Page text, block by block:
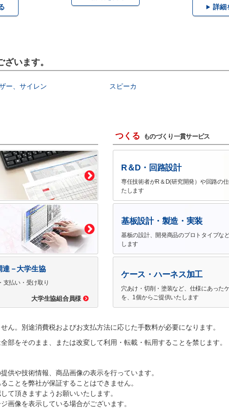
詳細
います。
ー、サイレン スピーカ
達－大学生協
支払い・受け取り
大学生協組合員様
つくる ものづくり一貫サービス
R＆D・回路設計
専任技術者がR＆D(研究開発）や回路の
たします
基板設計・製造・実装
基板の設計、開発商品のプロトタイプな
します
ケース・ハーネス加工
穴あけ・切削・塗装など、仕様にあった
を、1個からご提供いたします
。別途消費税およびお支払方法に応じた手数料が必要になります。
をそのまま、または改変して利用・転載・転用することを禁じます。
や技術情報、商品画像の表示を行っています。
ことを弊社が保証することはできません。
て頂きますようお願いいたします。
画像を表示している場合がございます。